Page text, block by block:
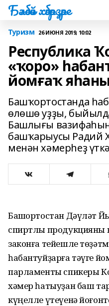
Бәләбәй хәбәрҙәре
Туризм 26 ИЮНЯ 2019, 10:02
Республика
«ҡоро»
йомғаҡ
Башҡортостанда
өлөшө уҙҙы,
Башлығы
башҡарыусы Радий
менән хәмерһеҙ
Башҡортостан
спиртлы продукцияны
законға тейешле
һабантуйҙарға тәүге
парламенты спикеры
хәмер һатыуҙан баш
күңелле үтеүенә